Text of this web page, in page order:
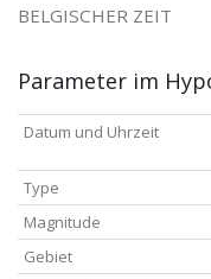
BELGISCHER ZEIT
Parameter im
Datum und Uhrzeit
Type
Magnitude
Gebiet